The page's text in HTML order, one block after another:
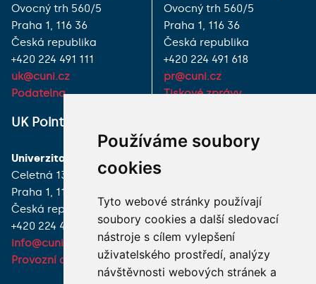
Používáme soubory
cookies
Tyto webové stránky používají
soubory cookies a další sledovací
nástroje s cílem vylepšení
uživatelského prostředí, analýzy
návštěvnosti webových stránek a
Ovocný trh 560/5
Praha 1, 116 36
Česká republika
+420 224 491 111
uk@cuni.cz
Podatelna
Ovocný trh 560/5
Praha 1, 116 36
Česká republika
+420 224 491 618
pr@cuni.cz
Tiskové zprávy
UK Point
Univerzita Karlova
Celetná 13
Praha 1, 116 36
Česká republika
+420 224 491 850
info@cuni.cz
Provozní doba a kontakty
JAK K NÁM?